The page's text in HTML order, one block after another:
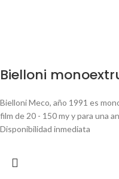
Bielloni
Bielloni Meco, año 1991 es
film de 20 - 150 my y para una
Disponibilidad inmediata